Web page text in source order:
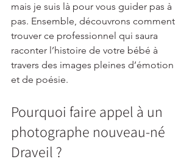
mais je suis là pour vous guider pas à
pas. Ensemble, découvrons comment
trouver ce professionnel qui saura
raconter l’histoire de votre bébé à
travers des images pleines d’émotion
et de poésie.
Pourquoi faire appel à un
photographe nouveau-né
Draveil ?